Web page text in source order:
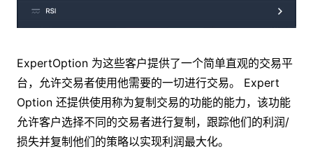
ExpertOption 为这些客户提供了一个简单直观的交易平
台，允许交易者使用他需要的一切进行交易。 Expert
Option 还提供使用称为复制交易的功能的能力，该功能
允许客户选择不同的交易者进行复制，跟踪他们的利润/
损失并复制他们的策略以实现利润最大化。